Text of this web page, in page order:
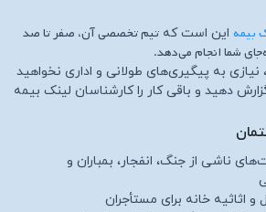
بیمه این است که تیم تخصصی آن، صفر تا صد
شما انجام می‌دهد.
نیازی به پیگیری‌های طولانی و اداری نخواهید
دهید و باقی کار را کارشناسان لینک بیمه
ناشی از جنگ، انفجار، بمباران و
اثاثیه خانه برای مستأجران